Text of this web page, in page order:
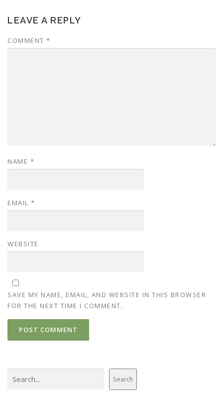
LEAVE A REPLY
COMMENT *
NAME *
EMAIL *
WEBSITE
SAVE MY NAME, EMAIL, AND WEBSITE IN THIS BROWSER
FOR THE NEXT TIME I COMMENT.
Search